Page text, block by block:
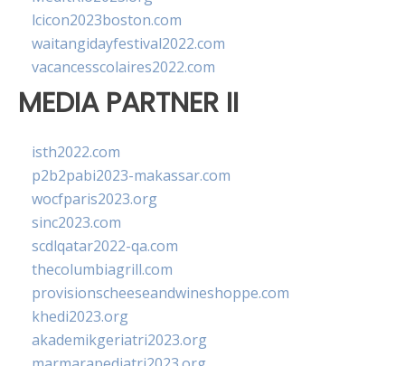
lcicon2023boston.com
waitangidayfestival2022.com
vacancesscolaires2022.com
MEDIA PARTNER II
isth2022.com
p2b2pabi2023-makassar.com
wocfparis2023.org
sinc2023.com
scdlqatar2022-qa.com
thecolumbiagrill.com
provisionscheeseandwineshoppe.com
khedi2023.org
akademikgeriatri2023.org